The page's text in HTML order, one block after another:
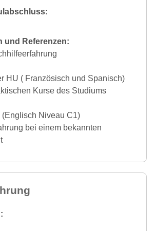
und Referenzen:
HU ( Französisch und Spanisch)
Kurse des Studiums
(Englisch Niveau C1)
bei einem bekannten